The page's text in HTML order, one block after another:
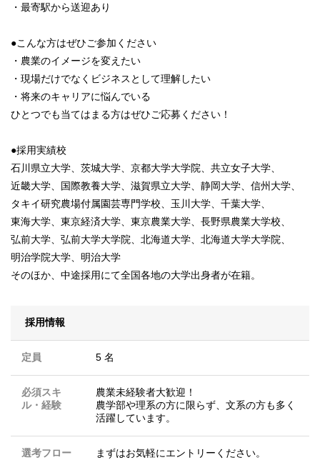
・最寄駅から送迎あり
●こんな方はぜひご参加ください
・農業のイメージを変えたい
・現場だけでなくビジネスとして理解したい
・将来のキャリアに悩んでいる
ひとつでも当てはまる方はぜひご応募ください！
●採用実績校
石川県立大学、茨城大学、京都大学大学院、共立女子大学、
近畿大学、国際教養大学、滋賀県立大学、静岡大学、信州大学、
タキイ研究農場付属園芸専門学校、玉川大学、千葉大学、
東海大学、東京経済大学、東京農業大学、長野県農業大学校、
弘前大学、弘前大学大学院、北海道大学、北海道大学大学院、
明治学院大学、明治大学
そのほか、中途採用にて全国各地の大学出身者が在籍。
採用情報
定員 5 名
必須スキ
ル・経験
農業未経験者大歓迎！
農学部や理系の方に限らず、文系の方も多く
活躍しています。
選考フロー まずはお気軽にエントリーください。